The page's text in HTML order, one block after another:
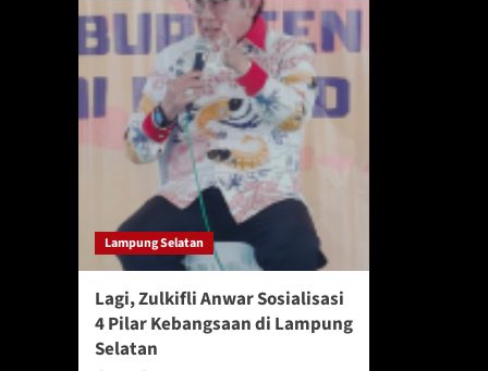
Lampung Selatan
Lagi, Zulkifli Anwar Sosialisasi
4 Pilar Kebangsaan di Lampung
Selatan